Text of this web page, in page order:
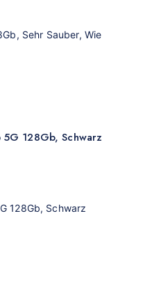
Sehr Sauber, Wie
128Gb, Schwarz